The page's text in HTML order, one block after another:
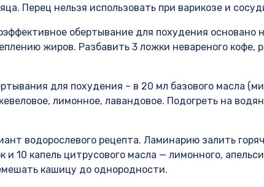
Перец нельзя использовать при варикозе и
обертывание для похудения основано
жиров. Разбавить 3 ложки невареного кофе,
для похудения – в 20 мл базового масла
лимонное, лавандовое. Подогреть на
водорослевого рецепта. Ламинарию залить
10 капель цитрусового масла — лимонного,
кашицу до однородности.